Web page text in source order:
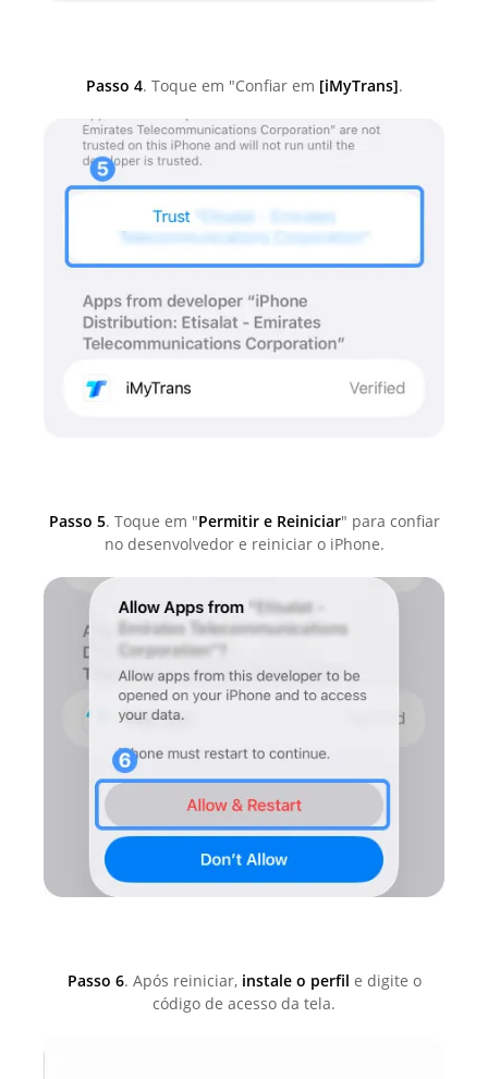
Passo 4. Toque em "Confiar em [iMyTrans].
Passo 5. Toque em "Permitir e Reiniciar" para confiar
no desenvolvedor e reiniciar o iPhone.
Passo 6. Após reiniciar, instale o perfil e digite o
código de acesso da tela.